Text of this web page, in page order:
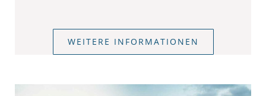
WEITERE INFORMATIONEN